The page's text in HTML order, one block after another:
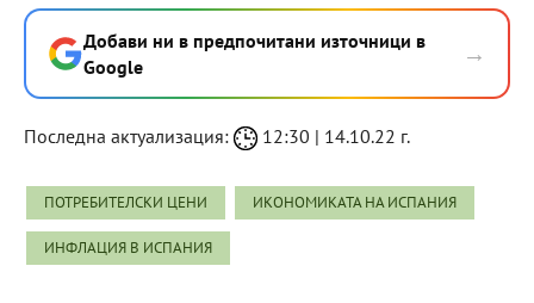
Добави ни в предпочитани източници в
Google
→
Последна актуализация: 12:30 | 14.10.22 г.
ПОТРЕБИТЕЛСКИ ЦЕНИ ИКОНОМИКАТА НА ИСПАНИЯ
ИНФЛАЦИЯ В ИСПАНИЯ